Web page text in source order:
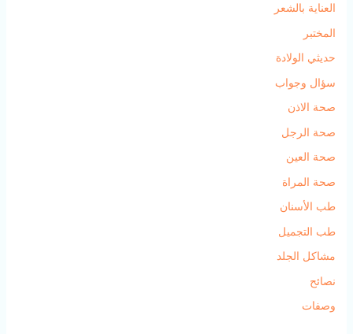
العناية بالشعر
المختبر
حديثي الولادة
سؤال وجواب
صحة الاذن
صحة الرجل
صحة العين
صحة المراة
طب الأسنان
طب التجميل
مشاكل الجلد
نصائح
وصفات